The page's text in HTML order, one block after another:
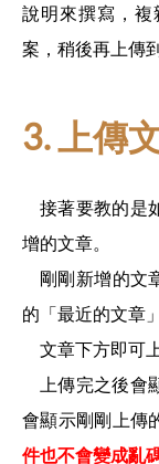
說明來撰寫，
案，稍後再上傳
3. 上傳
接著要教的是
增的文章。
剛剛新增的文
的「最近的文章
文章下方即可
上傳完之後
會顯示剛剛上傳
件也不會變成亂碼